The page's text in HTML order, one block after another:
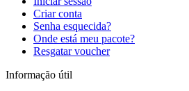
Criar conta
Senha esquecida?
Onde está meu pacote?
Resgatar voucher
Informação útil